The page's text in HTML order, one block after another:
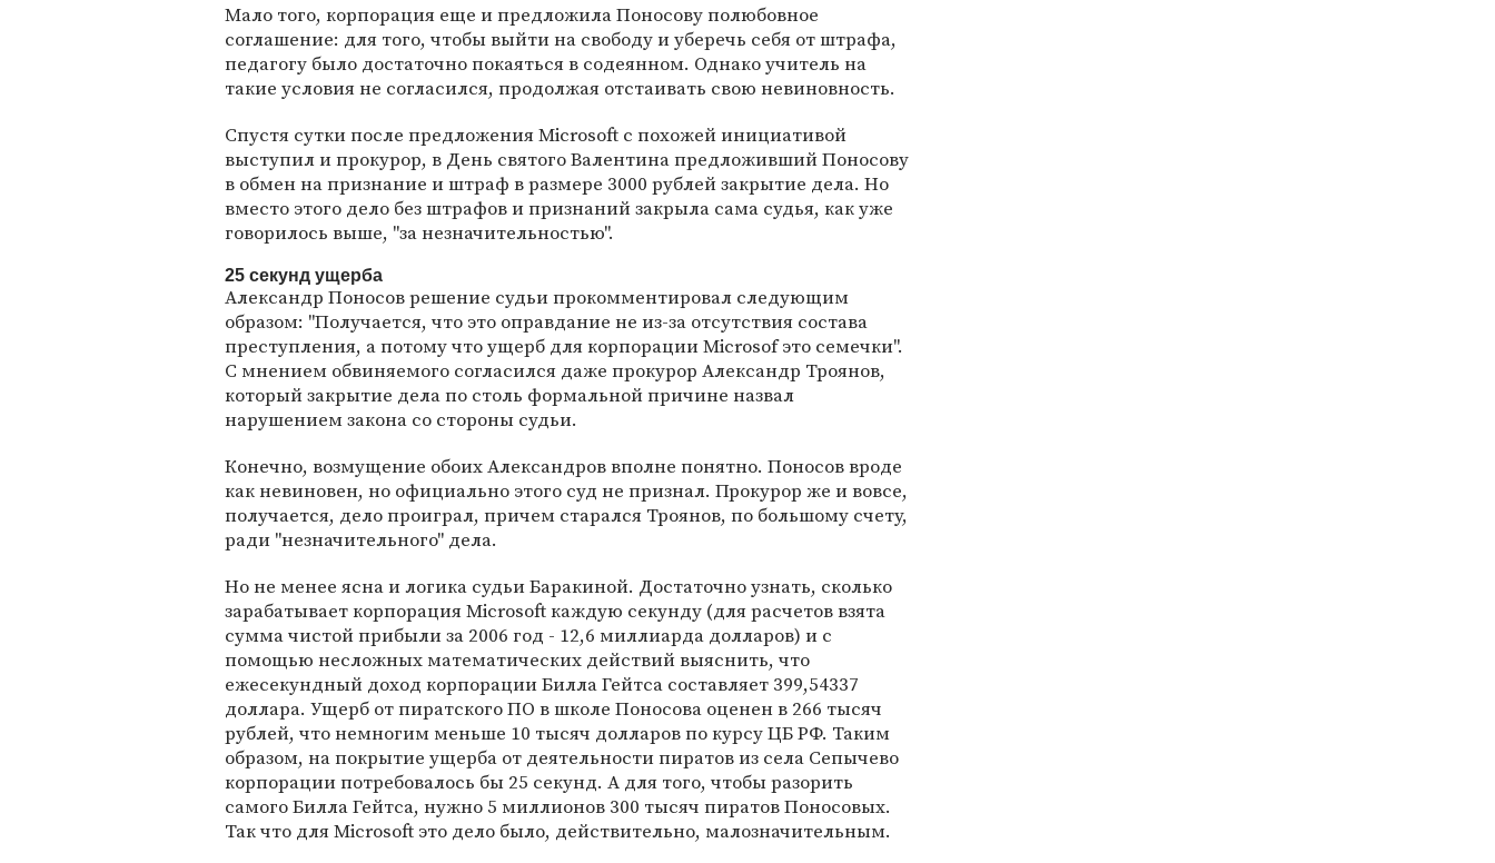
Мало того, корпорация еще и предложила Поносову полюбовное
соглашение: для того, чтобы выйти на свободу и уберечь себя от штрафа,
педагогу было достаточно покаяться в содеянном. Однако учитель на
такие условия не согласился, продолжая отстаивать свою невиновность.
Спустя сутки после предложения Microsoft с похожей инициативой
выступил и прокурор, в День святого Валентина предложивший Поносову
в обмен на признание и штраф в размере 3000 рублей закрытие дела. Но
вместо этого дело без штрафов и признаний закрыла сама судья, как уже
говорилось выше, "за незначительностью".
25 секунд ущерба
Александр Поносов решение судьи прокомментировал следующим
образом: "Получается, что это оправдание не из-за отсутствия состава
преступления, а потому что ущерб для корпорации Microsof это семечки".
С мнением обвиняемого согласился даже прокурор Александр Троянов,
который закрытие дела по столь формальной причине назвал
нарушением закона со стороны судьи.
Конечно, возмущение обоих Александров вполне понятно. Поносов вроде
как невиновен, но официально этого суд не признал. Прокурор же и вовсе,
получается, дело проиграл, причем старался Троянов, по большому счету,
ради "незначительного" дела.
Но не менее ясна и логика судьи Баракиной. Достаточно узнать, сколько
зарабатывает корпорация Microsoft каждую секунду (для расчетов взята
сумма чистой прибыли за 2006 год - 12,6 миллиарда долларов) и с
помощью несложных математических действий выяснить, что
ежесекундный доход корпорации Билла Гейтса составляет 399,54337
доллара. Ущерб от пиратского ПО в школе Поносова оценен в 266 тысяч
рублей, что немногим меньше 10 тысяч долларов по курсу ЦБ РФ. Таким
образом, на покрытие ущерба от деятельности пиратов из села Сепычево
корпорации потребовалось бы 25 секунд. А для того, чтобы разорить
самого Билла Гейтса, нужно 5 миллионов 300 тысяч пиратов Поносовых.
Так что для Microsoft это дело было, действительно, малозначительным.